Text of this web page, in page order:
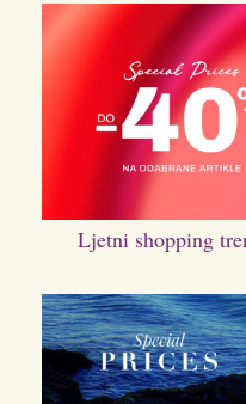
Ljetni shopping